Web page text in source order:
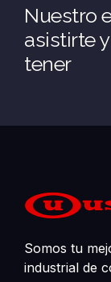
Nuestro
asistirte
tener
Somos tu
industrial de